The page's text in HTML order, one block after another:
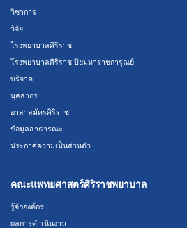
วิชาการ
วิจัย
โรงพยาบาลศิริราช
โรงพยาบาลศิริราช ปิยมหาราชการุณย์
บริจาค
บุคลากร
อาสาสมัครศิริราช
ข้อมูลสาธารณะ
ประกาศความเป็นส่วนตัว
คณะแพทยศาสตร์ศิริราชพยาบาล
รู้จักองค์กร
ผลการดำเนินงาน